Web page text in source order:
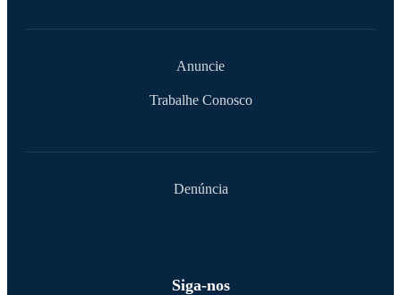
Anuncie
Trabalhe Conosco
Denúncia
Siga-nos